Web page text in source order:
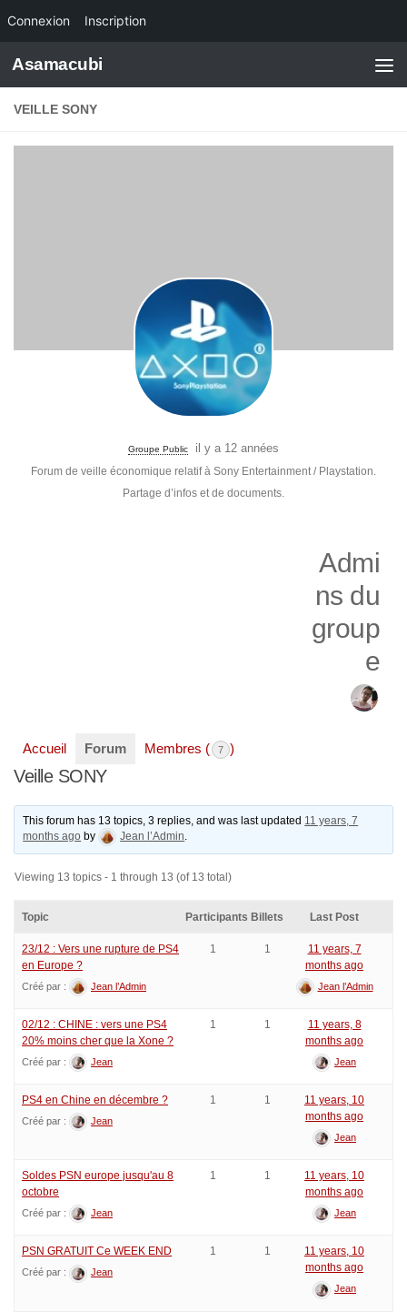
Connexion Inscription
Skip to content
Asamacubi
VEILLE SONY
Groupe Public il y a 12 années
Forum de veille économique relatif à Sony Entertainment / Playstation.
Partage d’infos et de documents.
Admi
ns du
group
e
Accueil Forum Membres ( 7 )
Veille SONY
This forum has 13 topics, 3 replies, and was last updated 11 years, 7
months ago by Jean l’Admin.
Viewing 13 topics - 1 through 13 (of 13 total)
Topic Participants Billets Last Post
23/12 : Vers une rupture de PS4
en Europe ?
Créé par : Jean l’Admin
1 1
11 years, 7
months ago
Jean l’Admin
02/12 : CHINE : vers une PS4
20% moins cher que la Xone ?
Créé par : Jean
1 1
11 years, 8
months ago
Jean
PS4 en Chine en décembre ?
Créé par : Jean
1 1
11 years, 10
months ago
Jean
Soldes PSN europe jusqu'au 8
octobre
Créé par : Jean
1 1
11 years, 10
months ago
Jean
PSN GRATUIT Ce WEEK END
Créé par : Jean
1 1
11 years, 10
months ago
Jean